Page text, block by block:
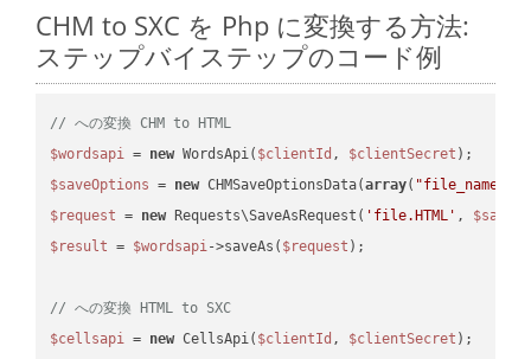
CHM to SXC を Php に変換する方法:
ステップバイステップのコード例
// への変換 CHM to HTML
$wordsapi = new WordsApi( $clientId , $clientSecret
$saveOptions = new CHMSaveOptionsData(array( "file_name"
$request = new Requests\SaveAsRequest( 'file.HTML' ,
$result = $wordsapi->saveAs( $request );
// への変換 HTML to SXC
$cellsapi = new CellsApi( $clientId , $clientSecret